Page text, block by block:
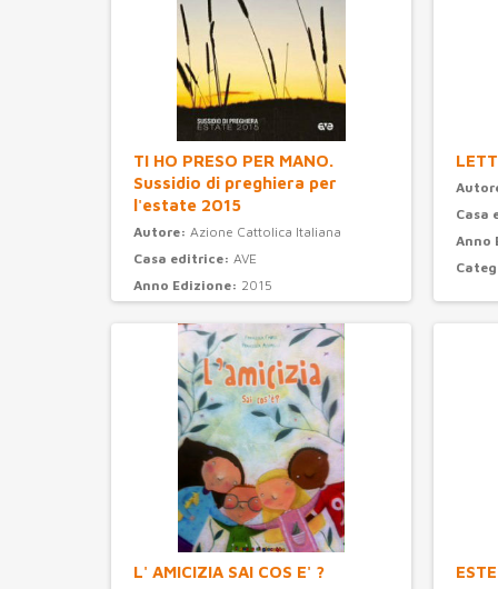
TI HO PRESO PER MANO.
Sussidio di preghiera per
l'estate 2015
Autore: Azione Cattolica Italiana
Casa editrice: AVE
Anno Edizione: 2015
Casa
Anno
L' AMICIZIA SAI COS E' ?